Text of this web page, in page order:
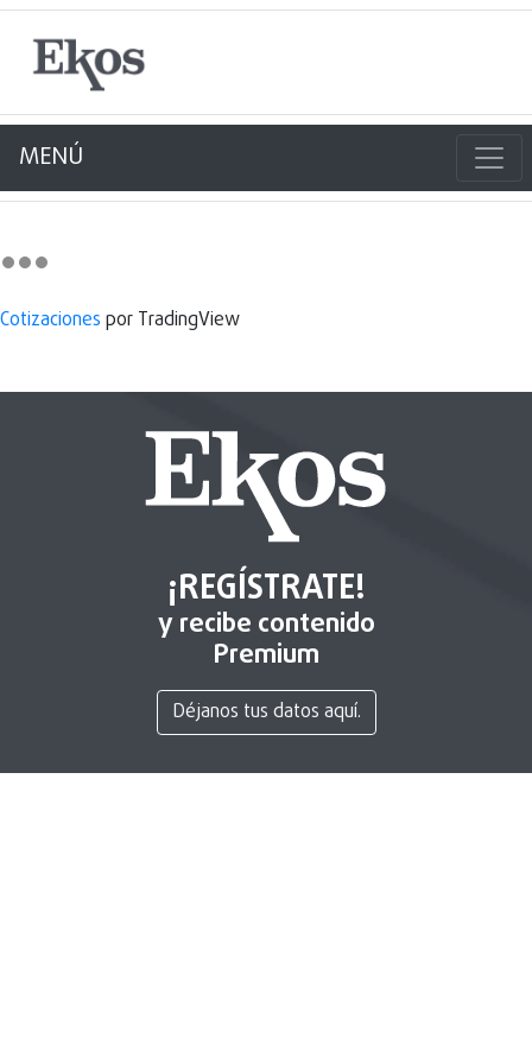
MENÚ
Cotizaciones por TradingView
¡REGÍSTRATE!
y recibe contenido
Premium
Déjanos tus datos aquí.